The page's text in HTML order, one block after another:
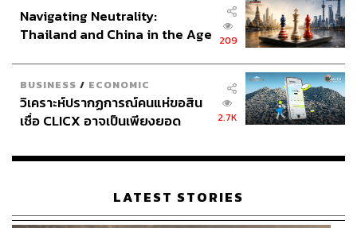
Navigating Neutrality:
Thailand and China in the Age
209
BUSINESS / ECONOMIC
วิเคราะห์ปรากฏการณ์คนแห่ขอสิน
เชื่อ CLICX อาจเป็นเพียงยอด
เรือนไทยที่ถูกซุกไว้
2.7K
LATEST STORIES